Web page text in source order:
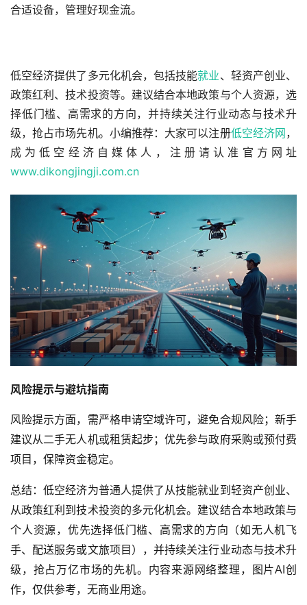
合适设备，管理好现金流。
低空经济提供了多元化机会，包括技能就业、轻资产创业、
政策红利、技术投资等。建议结合本地政策与个人资源，选
择低门槛、高需求的方向，并持续关注行业动态与技术升
级，抢占市场先机。 小编推荐：大家可以注册低空经济网 ，
成为低空经济自媒体人，注册请认准官方网址
www.dikongjingji.com.cn
风险提示与避坑指南
风险提示方面，需严格申请空域许可，避免合规风险；新手
建议从二手无人机或租赁起步；优先参与政府采购或预付费
项目，保障资金稳定。
总结：低空经济为普通人提供了从技能就业到轻资产创业、
从政策红利到技术投资的多元化机会。建议结合本地政策与
个人资源，优先选择低门槛、高需求的方向（如无人机飞
手、配送服务或文旅项目），并持续关注行业动态与技术升
级，抢占万亿市场的先机。 内容来源网络整理，图片AI创
作，仅供参考，无商业用途。